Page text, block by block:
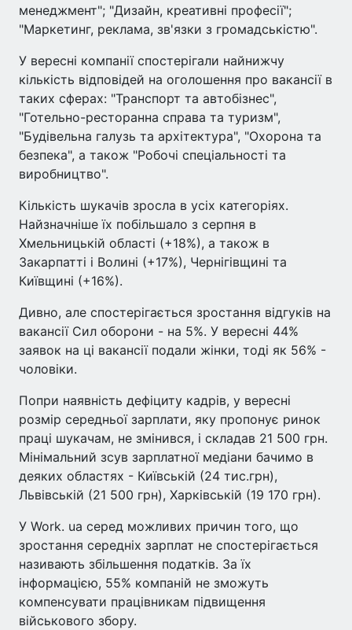
менеджмент"; "Дизайн, креативні професії";
"Маркетинг, реклама, зв'язки з громадськістю".
У вересні компанії спостерігали найнижчу
кількість відповідей на оголошення про вакансії в
таких сферах: "Транспорт та автобізнес",
"Готельно-ресторанна справа та туризм",
"Будівельна галузь та архітектура", "Охорона та
безпека", а також "Робочі спеціальності та
виробництво".
Кількість шукачів зросла в усіх категоріях.
Найзначніше їх побільшало з серпня в
Хмельницькій області (+18%), а також в
Закарпатті і Волині (+17%), Чернігівщині та
Київщині (+16%).
Дивно, але спостерігається зростання відгуків на
вакансії Сил оборони - на 5%. У вересні 44%
заявок на ці вакансії подали жінки, тоді як 56% -
чоловіки.
Попри наявність дефіциту кадрів, у вересні
розмір середньої зарплати, яку пропонує ринок
праці шукачам, не змінився, і складав 21 500 грн.
Мінімальний зсув зарплатної медіани бачимо в
деяких областях - Київській (24 тис.грн),
Львівській (21 500 грн), Харківській (19 170 грн).
У Work. ua серед можливих причин того, що
зростання середніх зарплат не спостерігається
називають збільшення податків. За їх
інформацією, 55% компаній не зможуть
компенсувати працівникам підвищення
військового збору.